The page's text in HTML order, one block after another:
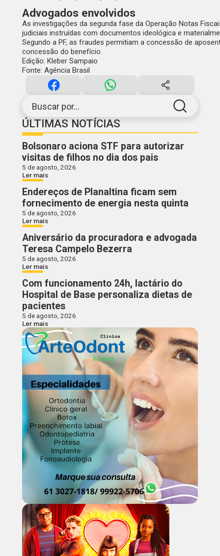
Buscar por...
ÚLTIMAS NOTÍCIAS
Bolsonaro aciona STF para autorizar
visitas de filhos no dia dos pais
5 de agosto, 2026
Ler mais
Endereços de Planaltina ficam sem
fornecimento de energia nesta quinta
5 de agosto, 2026
Ler mais
Aniversário da procuradora e advogada
Teresa Campelo Bezerra
5 de agosto, 2026
Ler mais
Com funcionamento 24h, lactário do
Hospital de Base personaliza dietas de
pacientes
5 de agosto, 2026
Ler mais
Advogados envolvidos
As investigações da segunda fase da Operação Notas
judiciais instruídas com documentos ideológica e
Segundo a PF, as fraudes permitiam a concessão de
concessão do benefício.
Edição: Kleber Sampaio
Fonte: Agência Brasil